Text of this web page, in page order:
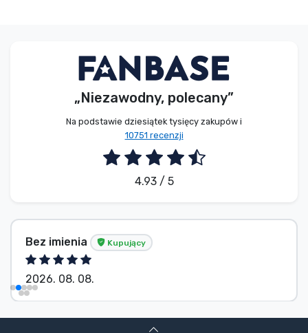
„Niezawodny, polecany”
Na podstawie dziesiątek tysięcy zakupów i
10751 recenzji
4.93 / 5
Bez imienia Kupujący
2026. 08. 08.